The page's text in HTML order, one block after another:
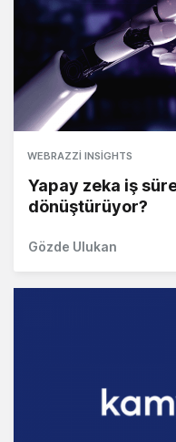
WEBRAZZI INSIGHTS
Yapay zeka iş
dönüştürüyor?
Gözde Ulukan